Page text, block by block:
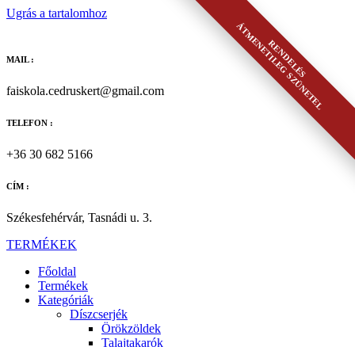
RENDELÉS
ÁTMENETILEG SZÜNETEL
Ugrás a tartalomhoz
MAIL :
faiskola.cedruskert@gmail.com
TELEFON :
+36 30 682 5166
CÍM :
Székesfehérvár, Tasnádi u. 3.
TERMÉKEK
Főoldal
Termékek
Kategóriák
Díszcserjék
Örökzöldek
Talajtakarók